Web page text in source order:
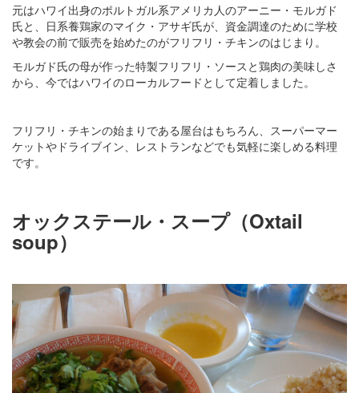
元はハワイ出身のポルトガル系アメリカ人のアーニー・モルガド
氏と、日系養鶏家のマイク・アサギ氏が、資金調達のために学校
や教会の前で販売を始めたのがフリフリ・チキンのはじまり。
モルガド氏の母が作った特製フリフリ・ソースと鶏肉の美味しさ
から、今ではハワイのローカルフードとして定着しました。
フリフリ・チキンの始まりである屋台はもちろん、スーパーマー
ケットやドライブイン、レストランなどでも気軽に楽しめる料理
です。
オックステール・スープ（Oxtail
soup）